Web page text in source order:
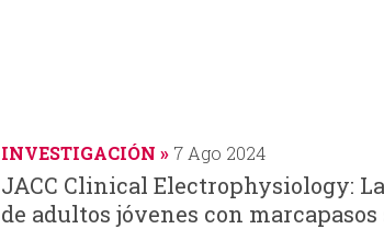
INVESTIGACIÓN 7 Ago 2024
JACC Clinical Electrophysiology:
de adultos jóvenes con